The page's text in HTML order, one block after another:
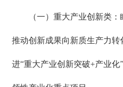
（一）重大产业创新类
推动创新成果向新质生产力
进“重大产业创新突破+产业化